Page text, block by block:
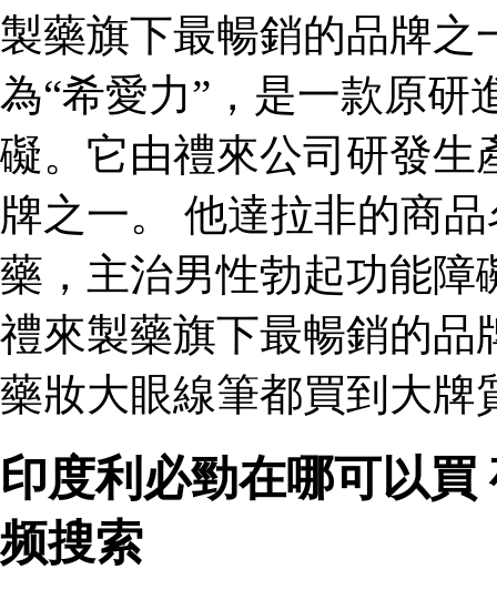
製藥旗下最暢銷的品牌之
為“希愛力”，是一款原研
礙。它由禮來公司研發生
牌之一。 他達拉非的商
藥，主治男性勃起功能障
禮來製藥旗下最暢銷的品
藥妝大眼線筆都買到大牌
印度利必勁在哪可以
频搜索